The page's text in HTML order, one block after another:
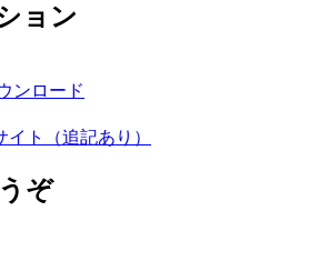
ョン
ンロード
ト（追記あり）
ぞ